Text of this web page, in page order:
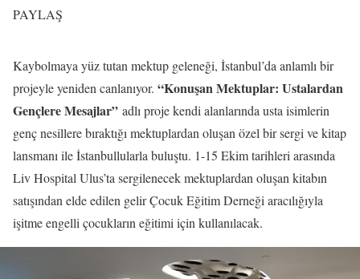
PAYLAŞ
Kaybolmaya yüz tutan mektup geleneği, İstanbul’da anlamlı bir
projeyle yeniden canlanıyor. “Konuşan Mektuplar: Ustalardan
Gençlere Mesajlar” adlı proje kendi alanlarında usta isimlerin
genç nesillere bıraktığı mektuplardan oluşan özel bir sergi ve kitap
lansmanı ile İstanbullularla buluştu. 1-15 Ekim tarihleri arasında
Liv Hospital Ulus’ta sergilenecek mektuplardan oluşan kitabın
satışından elde edilen gelir Çocuk Eğitim Derneği aracılığıyla
işitme engelli çocukların eğitimi için kullanılacak.